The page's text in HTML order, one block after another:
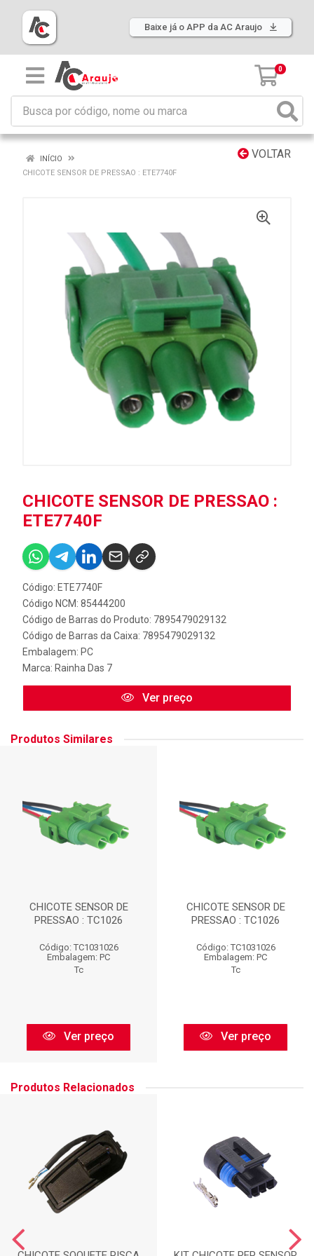
Baixe já o APP da AC Araujo
0
VOLTAR
INÍCIO
CHICOTE SENSOR DE PRESSAO : ETE7740F
CHICOTE SENSOR DE PRESSAO :
ETE7740F
Código: ETE7740F
Código NCM: 85444200
Código de Barras do Produto: 7895479029132
Código de Barras da Caixa: 7895479029132
Embalagem: PC
Marca: Rainha Das 7
Ver preço
Produtos Similares
CHICOTE SENSOR DE
PRESSAO : TC1026
Código: TC1031026
Embalagem: PC
Tc
Ver preço
CHICOTE SENSOR DE
PRESSAO : TC1026
Código: TC1031026
Embalagem: PC
Tc
Ver preço
Produtos Relacionados